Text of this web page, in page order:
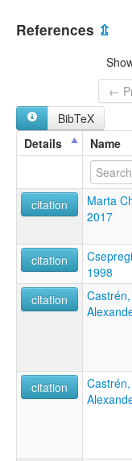
Russian
References ⇫
←
BibTeX
Details
Name
citation
Marta
2017
citation
1998
citation
citation